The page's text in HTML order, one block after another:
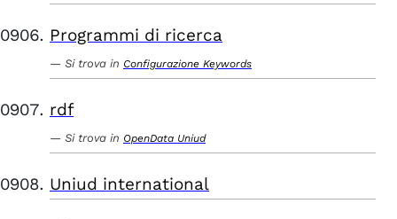
Programmi di ricerca
Si trova in Configurazione Keywords
rdf
Si trova in OpenData Uniud
Uniud international